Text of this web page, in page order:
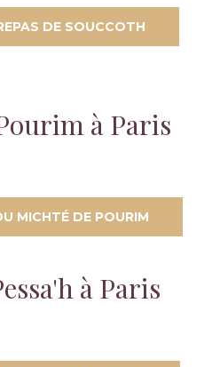
DE SOUCCOTH
à Paris
MICHTÉ DE POURIM
à Paris